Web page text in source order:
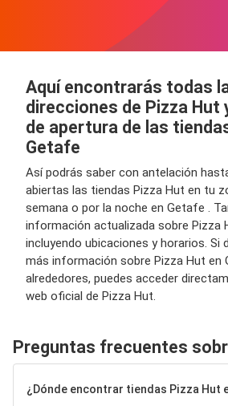
Aquí encontrarás todas
direcciones de Pizza Hut
de apertura de las
Getafe
Así podrás saber con antelación
abiertas las tiendas Pizza Hut en tu
semana o por la noche en Getafe .
información actualizada sobre Pizza
incluyendo ubicaciones y horarios. Si
más información sobre Pizza Hut en
alrededores, puedes acceder
web oficial de Pizza Hut.
Preguntas frecuentes
¿Dónde encontrar tiendas Pizza Hut